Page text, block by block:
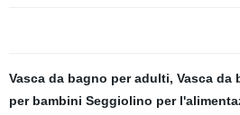
Vasca da bagno per adulti, Vasca da
per bambini Seggiolino per